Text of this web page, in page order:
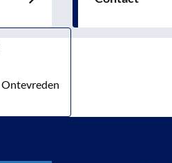
Lees
over
Ontevreden